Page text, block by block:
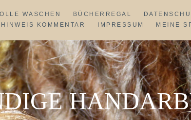
WASCHEN BÜCHERREGAL
HINWEIS KOMMENTAR IMPRESSUM MEINE